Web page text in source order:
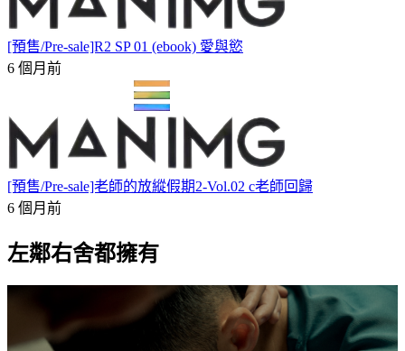
[預售/Pre-sale]R2 SP 01 (ebook) 愛與慾
6 個月前
[預售/Pre-sale]老師的放縱假期2-Vol.02 c老師回歸
6 個月前
左鄰右舍都擁有